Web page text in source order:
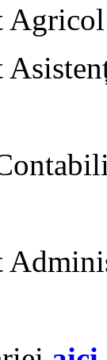
Agricol